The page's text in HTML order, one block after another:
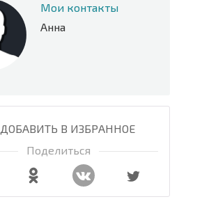
Мои контакты
Анна
ДОБАВИТЬ В ИЗБРАННОЕ
Поделиться